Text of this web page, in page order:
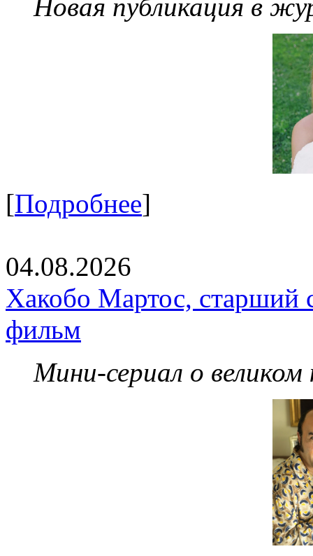
Новая публикация в
[Подробнее]
04.08.2026
Хакобо Мартос, старший
фильм
Мини-сериал о великом